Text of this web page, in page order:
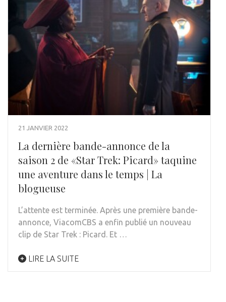
21 JANVIER 2022
La dernière bande-annonce de la
saison 2 de «Star Trek: Picard» taquine
une aventure dans le temps | La
blogueuse
L’attente est terminée. Après une première bande-
annonce, ViacomCBS a enfin publié un nouveau
clip de Star Trek : Picard. Et …
LIRE LA SUITE